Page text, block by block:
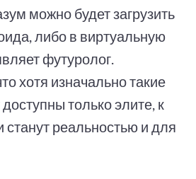
можно будет загрузить
либо в виртуальную
футуролог.
хотя изначально такие
только элите, к
реальностью и для